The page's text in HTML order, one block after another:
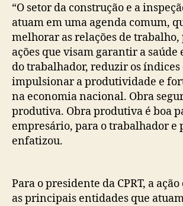
“O setor da construção e a
atuam em uma agenda comum,
melhorar as relações de
ações que visam garantir a saúde
do trabalhador, reduzir os índices
impulsionar a produtividade e
na economia nacional. Obra
produtiva. Obra produtiva é boa
empresário, para o trabalhador e
enfatizou.
Para o presidente da CPRT, a
as principais entidades que